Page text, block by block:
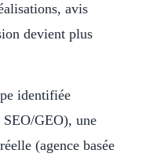
avis
devient plus
identifiée
SEO/GEO), une
(agence basée